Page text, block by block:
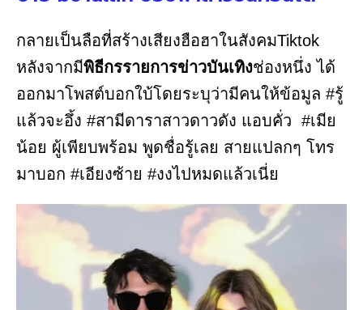
กลายเป็นลือที่สร้างเสียงฮือฮาในสังคมTiktok
หลังจากมีพิธีกรรายการข่าวบันเทิงช่องหนึ่ง ได้
ออกมาโพสต์บอกใบ้โดยระบุว่ามีคนให้ข้อมูล #รู้
แล้วจะอึ้ง #สามีดาราสาวดาวดัง แอบคั่ว #เมีย
น้อย ผู้เพียบพร้อม พูดชื่อรู้เลย สายแปลกๆ โทร
มาบอก #เอียงซ้าย #งงไปหมดแล้วเนี่ย